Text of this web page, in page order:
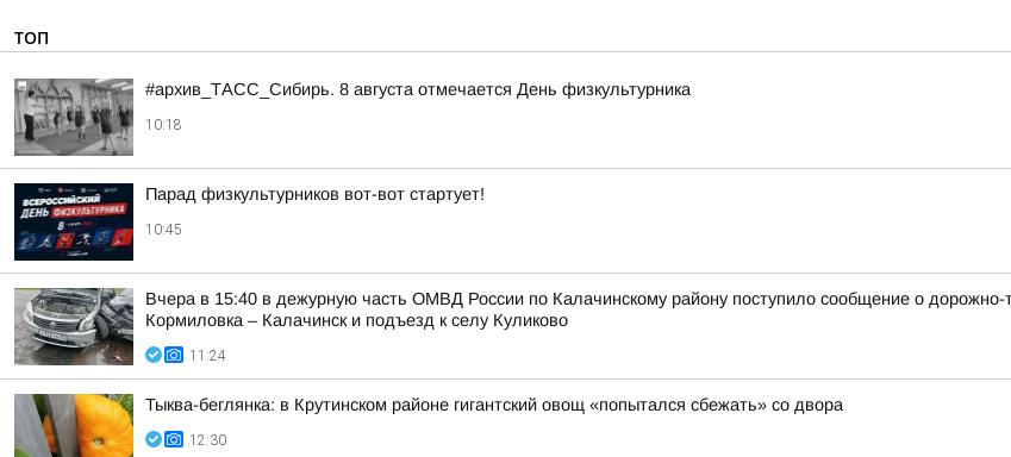
ТОП
#архив_ТАСС_Сибирь. 8 августа отмечается День физкультурника
10:18
Парад физкультурников вот-вот стартует!
10:45
Вчера в 15:40 в дежурную часть ОМВД России по Калачинскому району поступило сообщение о
Кормиловка – Калачинск и подъезд к селу Куликово
11:24
Тыква-беглянка: в Крутинском районе гигантский овощ «попытался сбежать» со двора
12:30